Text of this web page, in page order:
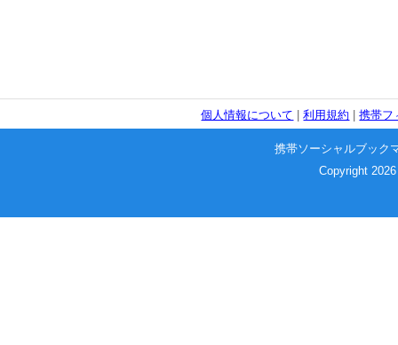
個人情報について |利用規約 |携帯フ
携帯ソーシャルブック
Copyright